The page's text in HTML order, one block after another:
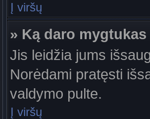
Į viršų
» Ką daro
Jis leidžia jums
Norėdami pratęsti
valdymo pulte.
Į viršų